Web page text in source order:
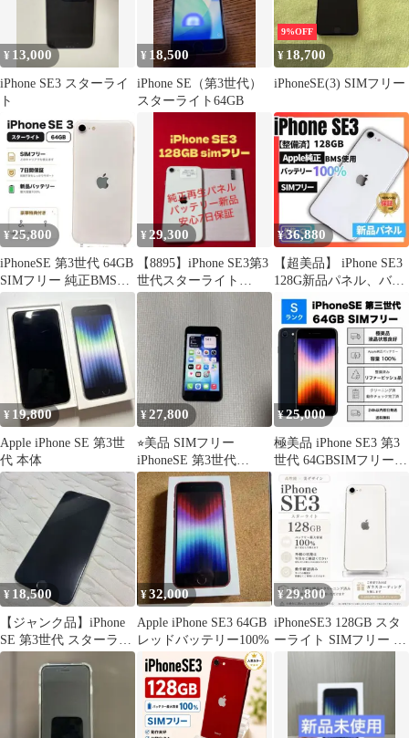
¥ 13,000
iPhone SE3 スターライ
ト
¥ 18,500
iPhone SE（第3世代）
スターライト64GB
9%OFF
¥ 18,700
iPhoneSE(3) SIMフリー
¥25,800
iPhoneSE 第3世代 64GB
SIMフリー 純正BMS使
¥ 29,300
【8895】iPhone SE3第3
世代スターライト
128GB simフリー
¥36,880
【超美品】 iPhone SE3
128G新品パネル、バッ
テリー純正SIMフリー
¥ 19,800
Apple iPhone SE 第3世
代 本体
¥27,800
⭐︎美品 SIMフリー
iPhoneSE 第3世代
128GB バッテリー100%
¥25,000
極美品 iPhone SE3 第3
世代 64GBSIMフリーバ
ッテリー100%黒
¥ 18,500
【ジャンク品】iPhone
SE 第3世代 スターライ
ト 本体
¥32,000
Apple iPhone SE3 64GB
レッドバッテリー100%
¥29,800
iPhoneSE3 128GB スタ
ーライト SIMフリー バ